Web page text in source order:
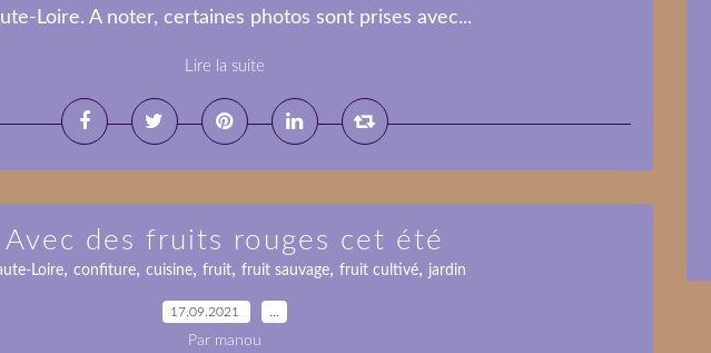
Loire. A noter, certaines photos sont prises avec...
Lire la suite
Avec des fruits rouges cet été
Loire, confiture, cuisine, fruit, fruit sauvage, fruit cultivé, jardin
17.09.2021
Par manou